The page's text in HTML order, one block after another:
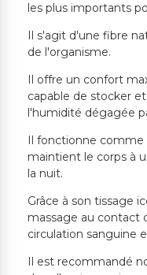
les plus importants
Il s'agit d'une fibre
de l'organisme.
Il offre un confort
capable de stocker
l'humidité dégagée
Il fonctionne
maintient le corps à
la nuit.
Grâce à son tissage
massage au contact
circulation sanguine
Il est recommandé